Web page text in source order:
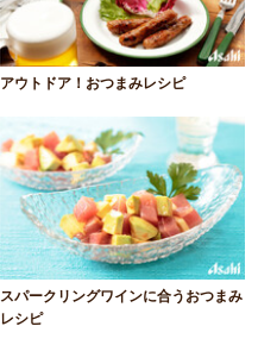
アウトドア！おつまみレシピ
スパークリングワインに合うおつまみ
レシピ